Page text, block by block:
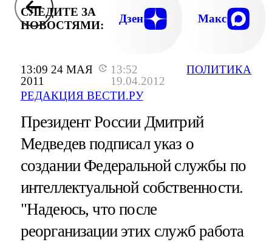
13:09 24 МАЯ
2011
13:52
19.04.2012
РЕДАКЦИЯ ВЕСТИ.РУ
ПОЛИТИКА
СЛЕДИТЕ ЗА
НОВОСТЯМИ:
Дзен Макс
Президент России Дмитрий
Медведев подписал указ о
создании Федеральной службы по
интеллектуальной собственности.
"Надеюсь, что после
реорганизации этих служб работа